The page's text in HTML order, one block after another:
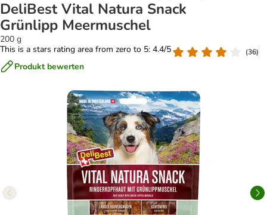
DeliBest Vital Natura Snack
Grünlipp Meermuschel
200 g
This is a stars rating area from zero to 5: 4.4/5
(36)
Produkt bewerten